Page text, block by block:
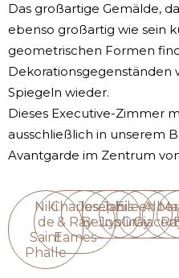
Das großartige Gemälde,
ebenso großartig wie sein
geometrischen Formen
Dekorationsgegenständen
Spiegeln wieder.
Dieses Executive-Zimmer
ausschließlich in unserem
Avantgarde im Zentrum
Niki
de
Saint
Phalle
Charles
& Ray
Eames
Joseph
Beuys
Janis
Joplin
Eileen
Gray